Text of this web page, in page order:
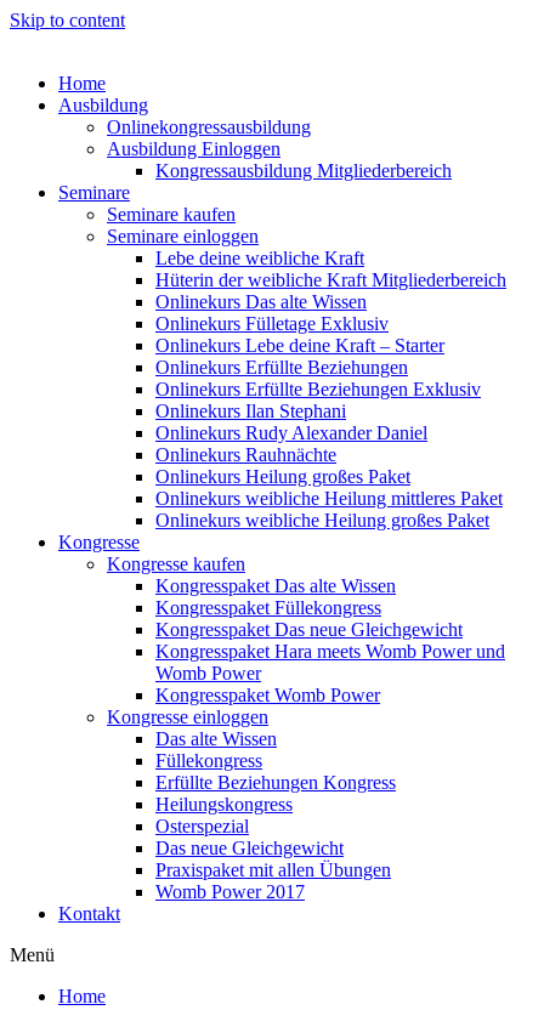
Skip to content
Home
Ausbildung
Onlinekongressausbildung
Ausbildung Einloggen
Kongressausbildung Mitgliederbereich
Seminare
Seminare kaufen
Seminare einloggen
Lebe deine weibliche Kraft
Hüterin der weibliche Kraft Mitgliederbereich
Onlinekurs Das alte Wissen
Onlinekurs Fülletage Exklusiv
Onlinekurs Lebe deine Kraft – Starter
Onlinekurs Erfüllte Beziehungen
Onlinekurs Erfüllte Beziehungen Exklusiv
Onlinekurs Ilan Stephani
Onlinekurs Rudy Alexander Daniel
Onlinekurs Rauhnächte
Onlinekurs Heilung großes Paket
Onlinekurs weibliche Heilung mittleres Paket
Onlinekurs weibliche Heilung großes Paket
Kongresse
Kongresse kaufen
Kongresspaket Das alte Wissen
Kongresspaket Füllekongress
Kongresspaket Das neue Gleichgewicht
Kongresspaket Hara meets Womb Power und
Womb Power
Kongresspaket Womb Power
Kongresse einloggen
Das alte Wissen
Füllekongress
Erfüllte Beziehungen Kongress
Heilungskongress
Osterspezial
Das neue Gleichgewicht
Praxispaket mit allen Übungen
Womb Power 2017
Kontakt
Menü
Home